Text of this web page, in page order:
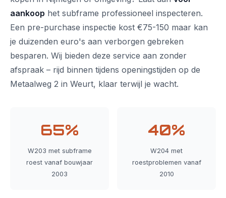
aankoop het subframe professioneel inspecteren.
Een pre-purchase inspectie kost €75-150 maar kan
je duizenden euro's aan verborgen gebreken
besparen. Wij bieden deze service aan zonder
afspraak – rijd binnen tijdens openingstijden op de
Metaalweg 2 in Weurt, klaar terwijl je wacht.
65%
W203 met subframe
roest vanaf bouwjaar
2003
40%
W204 met
roestproblemen vanaf
2010